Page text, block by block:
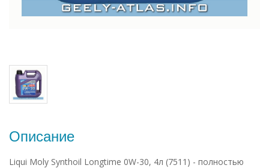
Описание
Liqui Moly Synthoil Longtime 0W-30, 4л (7511) - полностью